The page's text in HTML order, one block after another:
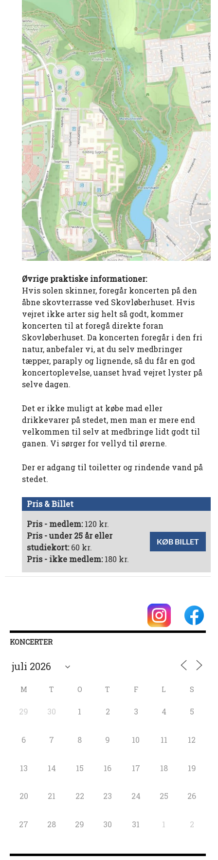
Øvrige praktiske informationer:
Hvis solen skinner, foregår koncerten på den
åbne skovterrasse ved Skovløberhuset. Hvis
vejret ikke arter sig helt så godt, kommer
koncerten til at foregå direkte foran
Skovløberhuset. Da koncerten foregår i den fri
natur, anbefaler vi, at du selv medbringer
tæpper, paraply og lignende, så du får en god
koncertoplevelse, uanset hvad vejret lyster på
selve dagen.
Det er ikke muligt at købe mad eller
drikkevarer på stedet, men man er mere end
velkommen til selv at medbringe lidt godt til
ganen. Vi sørger for vellyd til ørerne.
Der er adgang til toiletter og rindende vand på
stedet.
Pris & Billet
Pris - medlem:120 kr.
Pris - under 25 år eller
studiekort:60 kr.
Pris - ikke medlem:180 kr.
KØB BILLET
KONCERTER
M T O T F L S
29 30 1 2 3 4 5
6 7 8 9 10 11 12
13 14 15 16 17 18 19
20 21 22 23 24 25 26
27 28 29 30 31 1 2